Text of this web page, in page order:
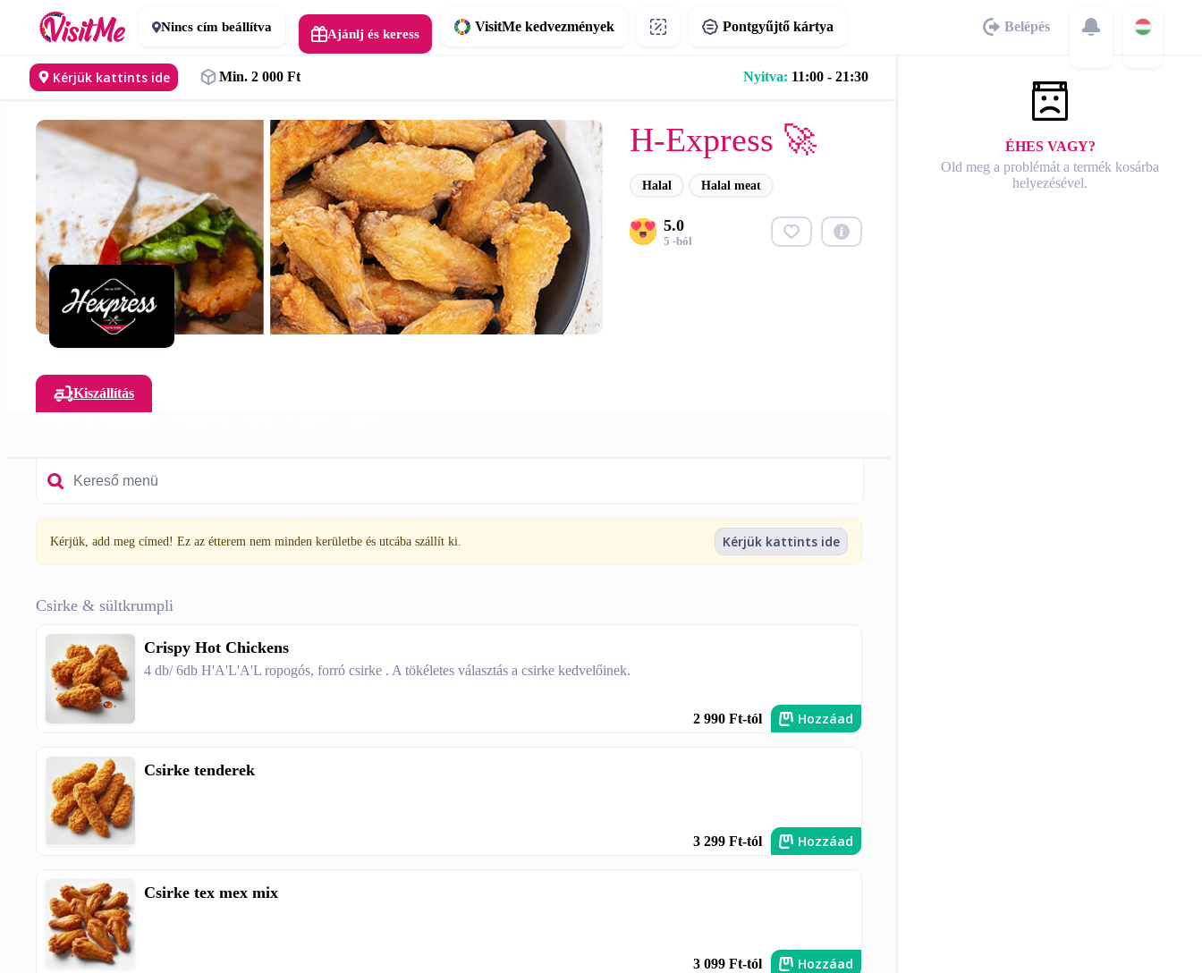
Nincs cím beállítva Ajánlj és keress VisitMe kedvezmények Pontgyűjtő kártya Belépés
Kérjük kattints ide Min. 2 000 Ft Nyitva: 11:00 - 21:30
ÉHES VAGY?
Old meg a problémát a termék kosárba
helyezésével.
H-Express 🚀
Halal Halal meat
5.0
5 -ból
Kiszállítás
Kérjük, add meg címed! Ez az étterem nem minden kerületbe és utcába szállít ki. Kérjük kattints ide
Csirke & sültkrumpli
Crispy Hot Chickens
4 db/ 6db H'A'L'A'L ropogós, forró csirke . A tökéletes választás a csirke kedvelőinek.
2 990 Ft-tól Hozzáad
Csirke tenderek
3 299 Ft-tól Hozzáad
Csirke tex mex mix
3 099 Ft-tól Hozzáad